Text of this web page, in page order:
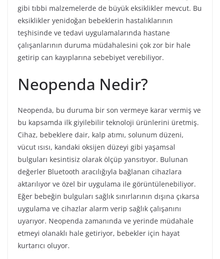
gibi tıbbi malzemelerde de büyük eksiklikler mevcut. Bu
eksiklikler yenidoğan bebeklerin hastalıklarının
teşhisinde ve tedavi uygulamalarında hastane
çalışanlarının duruma müdahalesini çok zor bir hale
getirip can kayıplarına sebebiyet verebiliyor.
Neopenda Nedir?
Neopenda, bu duruma bir son vermeye karar vermiş ve
bu kapsamda ilk giyilebilir teknoloji ürünlerini üretmiş.
Cihaz, bebeklere dair, kalp atımı, solunum düzeni,
vücut ısısı, kandaki oksijen düzeyi gibi yaşamsal
bulguları kesintisiz olarak ölçüp yansıtıyor. Bulunan
değerler Bluetooth aracılığıyla bağlanan cihazlara
aktarılıyor ve özel bir uygulama ile görüntülenebiliyor.
Eğer bebeğin bulguları sağlık sınırlarının dışına çıkarsa
uygulama ve cihazlar alarm verip sağlık çalışanını
uyarıyor. Neopenda zamanında ve yerinde müdahale
etmeyi olanaklı hale getiriyor, bebekler için hayat
kurtarıcı oluyor.